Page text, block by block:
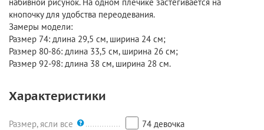
кнопочку для удобства переодевания.
Замеры модели:
Размер 74: длина 29,5 см, ширина 24 см;
Размер 80-86: длина 33,5 см, ширина 26 см;
Размер 92-98: длина 38 см, ширина 28 см.
Характеристики
Размер, ясли все 74 девочка